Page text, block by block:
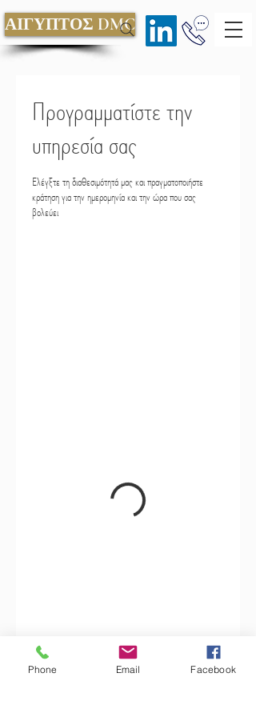
ΑΙΓΥΠΤΟΣ DMC
Προγραμματίστε την
υπηρεσία σας
Ελέγξτε τη διαθεσιμότητά μας και πραγματοποιήστε
κράτηση για την ημερομηνία και την ώρα που σας
βολεύει
Phone Email Facebook